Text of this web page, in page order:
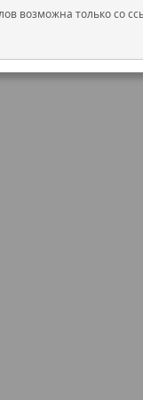
возможна только со